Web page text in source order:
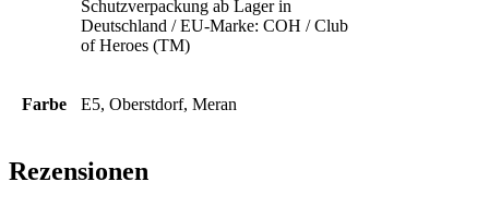
Schutzverpackung ab Lager in
Deutschland / EU-Marke: COH / Club
of Heroes (TM)
Farbe E5, Oberstdorf, Meran
Rezensionen